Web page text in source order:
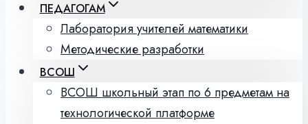
ПЕДАГОГАМ
Лаборатория учителей математики
Методические разработки
ВСОШ
ВСОШ школьный этап по 6 предметам на
технологической платформе